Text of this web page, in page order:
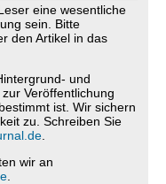
eine wesentliche
sein. Bitte
den Artikel in das
und
Veröffentlichung
ist. Wir sichern
zu. Schreiben Sie
wir an